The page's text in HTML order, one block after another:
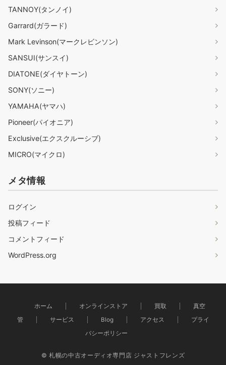
TANNOY(タンノイ)
Garrard(ガラード)
Mark Levinson(マークレビンソン)
SANSUI(サンスイ)
DIATONE(ダイヤトーン)
SONY(ソニー)
YAMAHA(ヤマハ)
Pioneer(パイオニア)
Exclusive(エクスクルーシブ)
MICRO(マイクロ)
メタ情報
ログイン
投稿フィード
コメントフィード
WordPress.org
ホーム オンラインストア 買取
真空
管
サービス Blog アクセス
プライ
バシーポリシー
© 札幌の中古オーディオ専門店 ジャストフレンズ